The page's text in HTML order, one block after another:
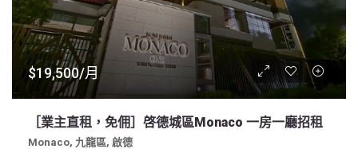
$19,500/月
［業主直租，免佣］啓德城區Monaco 一房一廳招租
Monaco, 九龍區, 啟德